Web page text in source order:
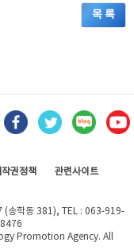
목 록
권정책 관련사이트
(송학동 381), TEL : 063-919-
Promotion Agency. All